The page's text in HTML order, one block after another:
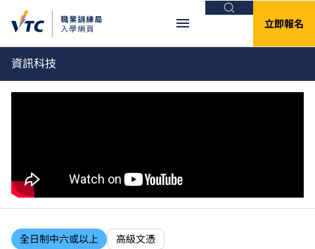
搜尋
立即報名
資訊科技
全日制中六或以上 高級文憑